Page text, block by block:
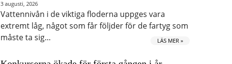
3 augusti, 2026
Vattennivån i de viktiga floderna uppges vara
extremt låg, något som får följder för de fartyg som
måste ta sig…
LÄS MER »